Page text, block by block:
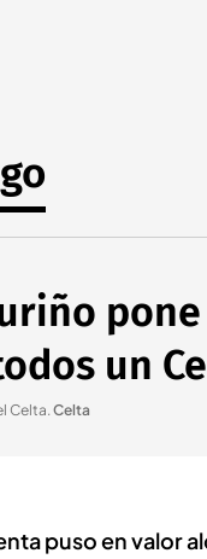
un
Celta.Celta
puso en valor